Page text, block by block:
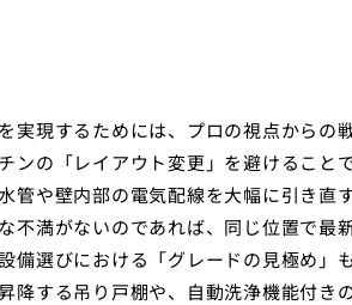
現するためには、プロの視点からの
ンの「レイアウト変更」を避けること
管や壁内部の電気配線を大幅に引き直
不満がないのであれば、同じ位置で最
備選びにおける「グレードの見極め」
降する吊り戸棚や、自動洗浄機能付き